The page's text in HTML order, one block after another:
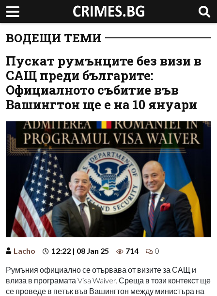
ВОДЕЩИ ТЕМИ
Пускат румънците без визи в
САЩ преди българите:
Официалното събитие във
Вашингтон ще е на 10 януари
Lacho 12:22 | 08 Jan 25 714 0
Румъния официално се отървава от визите за САЩ и
влиза в програмата Visa Waiver. Среща в този контекст ще
се проведе в петък във Вашингтон между министъра на